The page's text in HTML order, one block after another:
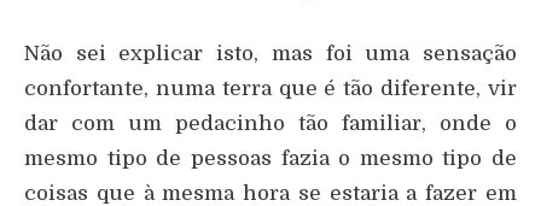
Não sei explicar isto, mas foi uma sensação
confortante, numa terra que é tão diferente, vir
dar com um pedacinho tão familiar, onde o
mesmo tipo de pessoas fazia o mesmo tipo de
coisas que à mesma hora se estaria a fazer em